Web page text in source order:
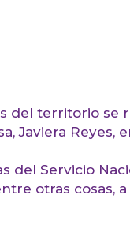
del territorio se
Javiera Reyes,
del Servicio
otras cosas,